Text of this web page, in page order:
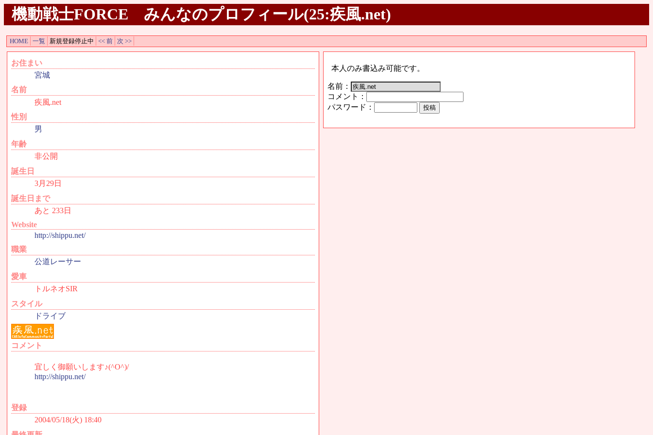
機動戦士FORCE みんなのプロフィール(25:疾風.net)
HOME 一覧 新規登録停止中 << 前 次 >>
お住まい
宮城
名前
疾風.net
性別
男
年齢
非公開
誕生日
3月29日
誕生日まで
あと 233日
Website
http://shippu.net/
職業
公道レーサー
愛車
トルネオSIR
スタイル
ドライブ
コメント
宜しく御願いします♪(^O^)/
http://shippu.net/
登録
2004/05/18(火) 18:40
本人のみ書込み可能です。
名前：
コメント：
パスワード：